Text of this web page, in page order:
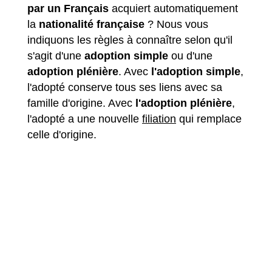
par un Français acquiert automatiquement
la nationalité française ? Nous vous
indiquons les règles à connaître selon qu'il
s'agit d'une adoption simple ou d'une
adoption plénière. Avec l'adoption simple,
l'adopté conserve tous ses liens avec sa
famille d'origine. Avec l'adoption plénière,
l'adopté a une nouvelle filiation qui remplace
celle d'origine.